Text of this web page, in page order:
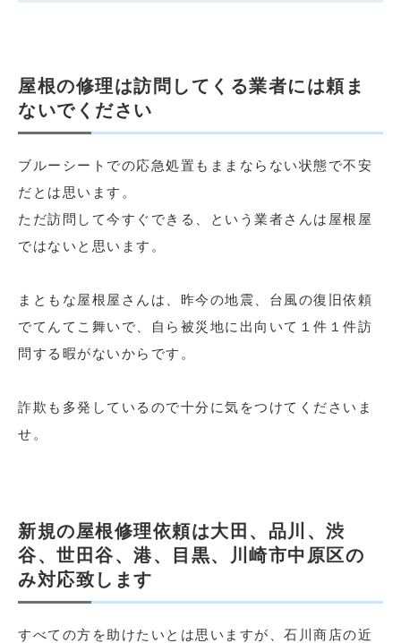
屋根の修理は訪問してくる業者には頼ま
ないでください
ブルーシートでの応急処置もままならない状態で不安
だとは思います。
ただ訪問して今すぐできる、という業者さんは屋根屋
ではないと思います。
まともな屋根屋さんは、昨今の地震、台風の復旧依頼
でてんてこ舞いで、自ら被災地に出向いて１件１件訪
問する暇がないからです。
詐欺も多発しているので十分に気をつけてくださいま
せ。
新規の屋根修理依頼は大田、品川、渋
谷、世田谷、港、目黒、川崎市中原区の
み対応致します
すべての方を助けたいとは思いますが、石川商店の近